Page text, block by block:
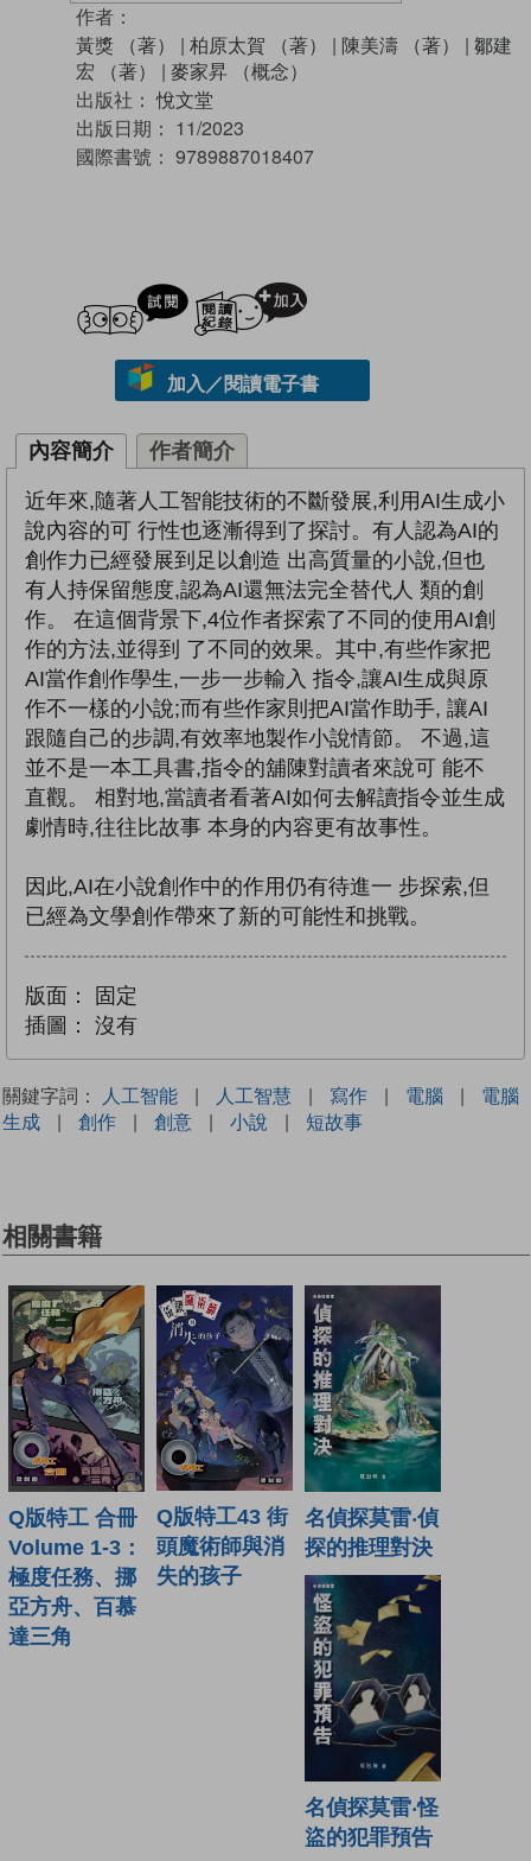
作者：
黃獎 （著）
| 柏原太賀 （著） | 陳美濤 （著） | 鄒建
宏 （著）
| 麥家昇 （概念）
出版社： 悅文堂
出版日期： 11/2023
國際書號： 9789887018407
試閲
加入／閱讀電子書
內容簡介 作者簡介
近年來,隨著人工智能技術的不斷發展,利用AI生成小
說內容的可 行性也逐漸得到了探討。有人認為AI的
創作力已經發展到足以創造 出高質量的小說,但也
有人持保留態度,認為AI還無法完全替代人 類的創
作。 在這個背景下,4位作者探索了不同的使用AI創
作的方法,並得到 了不同的效果。其中,有些作家把
AI當作創作學生,一步一步輸入 指令,讓AI生成與原
作不一樣的小說;而有些作家則把AI當作助手, 讓AI
跟隨自己的步調,有效率地製作小說情節。 不過,這
並不是一本工具書,指令的舖陳對讀者來說可 能不
直觀。 相對地,當讀者看著AI如何去解讀指令並生成
劇情時,往往比故事 本身的内容更有故事性。
因此,AI在小說創作中的作用仍有待進一 步探索,但
已經為文學創作帶來了新的可能性和挑戰。
版面：
固定
插圖：
沒有
關鍵字詞： 人工智能 | 人工智慧 | 寫作 | 電腦 |
電腦
生成
| 創作 | 創意 | 小說 | 短故事
相關書籍
Q版特工 合冊
Volume 1-3：
極度任務、挪
亞方舟、百慕
達三角
Q版特工43 街
頭魔術師與消
失的孩子
名偵探莫雷‧偵
探的推理對決
名偵探莫雷‧怪
盜的犯罪預告